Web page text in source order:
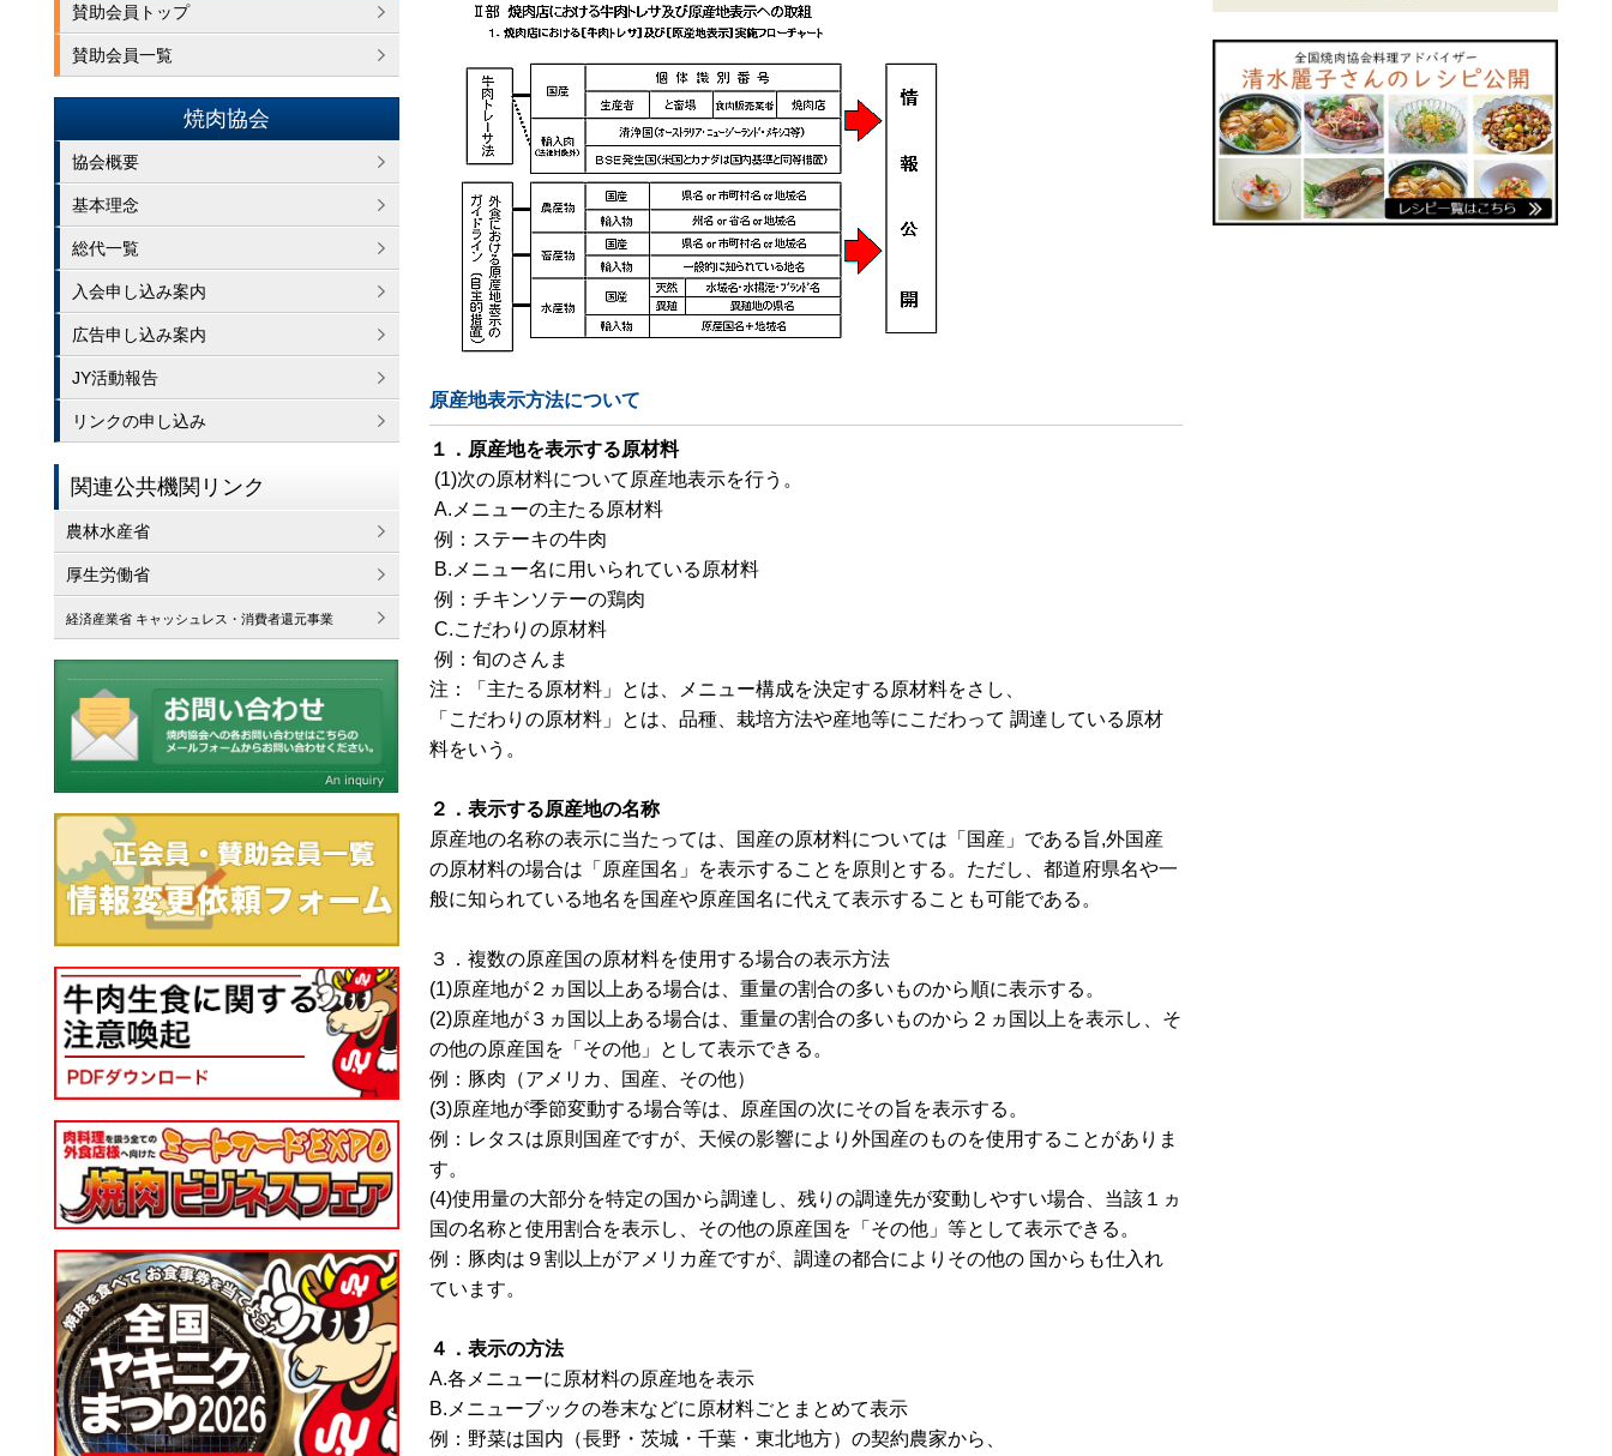
原産地表示方法について
１．原産地を表示する原材料
(1)次の原材料について原産地表示を行う。
A.メニューの主たる原材料
例：ステーキの牛肉
B.メニュー名に用いられている原材料
例：チキンソテーの鶏肉
C.こだわりの原材料
例：旬のさんま
注：「主たる原材料」とは、メニュー構成を決定する原材料をさし、
「こだわりの原材料」とは、品種、栽培方法や産地等にこだわって 調達している原材
料をいう。
２．表示する原産地の名称
原産地の名称の表示に当たっては、国産の原材料については「国産」である旨,外国産
の原材料の場合は「原産国名」を表示することを原則とする。ただし、都道府県名や一
般に知られている地名を国産や原産国名に代えて表示することも可能である。
３．複数の原産国の原材料を使用する場合の表示方法
(1)原産地が２ヵ国以上ある場合は、重量の割合の多いものから順に表示する。
(2)原産地が３ヵ国以上ある場合は、重量の割合の多いものから２ヵ国以上を表示し、そ
の他の原産国を「その他」として表示できる。
例：豚肉（アメリカ、国産、その他）
(3)原産地が季節変動する場合等は、原産国の次にその旨を表示する。
例：レタスは原則国産ですが、天候の影響により外国産のものを使用することがありま
す。
(4)使用量の大部分を特定の国から調達し、残りの調達先が変動しやすい場合、当該１ヵ
国の名称と使用割合を表示し、その他の原産国を「その他」等として表示できる。
例：豚肉は９割以上がアメリカ産ですが、調達の都合によりその他の 国からも仕入れ
ています。
４．表示の方法
A.各メニューに原材料の原産地を表示
B.メニューブックの巻末などに原材料ごとまとめて表示
例：野菜は国内（長野・茨城・千葉・東北地方）の契約農家から、
賛助会員トップ
賛助会員一覧
焼肉協会
協会概要
基本理念
総代一覧
入会申し込み案内
広告申し込み案内
JY活動報告
リンクの申し込み
関連公共機関リンク
農林水産省
厚生労働省
経済産業省 キャッシュレス・消費者還元事業